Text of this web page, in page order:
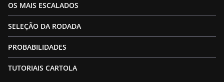
OS MAIS ESCALADOS
SELEÇÃO DA RODADA
PROBABILIDADES
TUTORIAIS CARTOLA